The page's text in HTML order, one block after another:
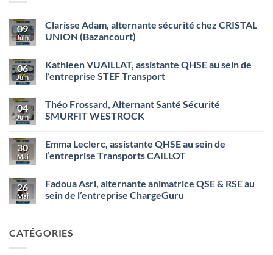
09
Juin
Clarisse Adam, alternante sécurité chez CRISTAL
UNION (Bazancourt)
sur
Clarisse
Adam,
chez
CRISTAL
UNION
06
Juin
Kathleen VUAILLAT, assistante QHSE au sein de
l’entreprise STEF Transport
sur
Kathleen
VUAILLAT,
au
sein
de
Transport
04
Juin
Théo Frossard, Alternant Santé Sécurité
SMURFIT WESTROCK
sur
Théo
Frossard,
Sécurité
SMURFIT
WESTROCK
30
Mai
Emma Leclerc, assistante QHSE au sein de
l’entreprise Transports CAILLOT
sur
Emma
Leclerc,
sein
de
26
Mai
Fadoua Asri, alternante animatrice QSE & RSE au
sein de l’entreprise ChargeGuru
Fadoua
Asri,
CATÉGORIES